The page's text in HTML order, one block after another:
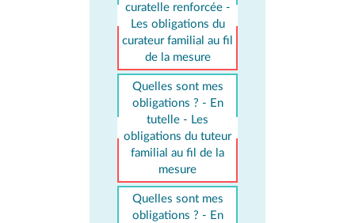
curatelle renforcée -
Les obligations du
curateur familial au fil
de la mesure
Quelles sont mes
obligations ? - En
tutelle - Les
obligations du tuteur
familial au fil de la
mesure
Quelles sont mes
obligations ? - En